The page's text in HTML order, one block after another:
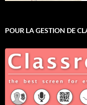
POUR LA GESTION DE